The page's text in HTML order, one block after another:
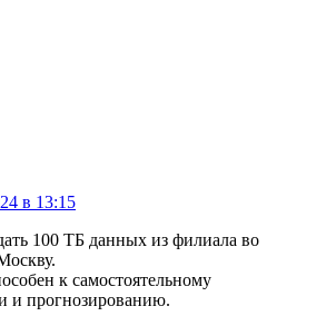
в 13:15
100 ТБ данных из филиала во
к самостоятельному
и прогнозированию.